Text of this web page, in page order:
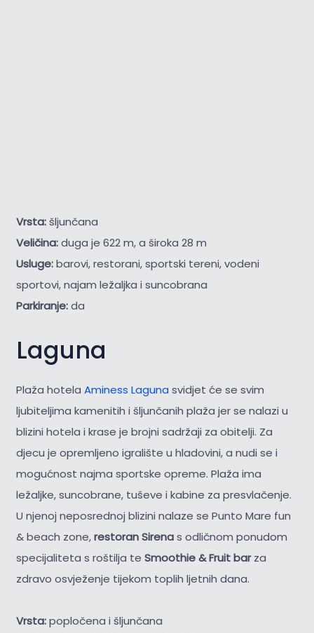
Vrsta:šljunčana
Veličina:duga je 622 m, a široka 28 m
Usluge:barovi, restorani, sportski tereni, vodeni
sportovi, najam ležaljka i suncobrana
Parkiranje:da
Laguna
Plaža hotela Aminess Laguna svidjet će se svim
ljubiteljima kamenitih i šljunčanih plaža jer se nalazi u
blizini hotela i krase je brojni sadržaji za obitelji. Za
djecu je opremljeno igralište u hladovini, a nudi se i
mogućnost najma sportske opreme. Plaža ima
ležaljke, suncobrane, tuševe i kabine za presvlačenje.
U njenoj neposrednoj blizini nalaze se Punto Mare fun
& beach zone,restoran Sirenas odličnom ponudom
specijaliteta s roštilja te Smoothie & Fruit barza
zdravo osvježenje tijekom toplih ljetnih dana.
Vrsta:popločena i šljunčana